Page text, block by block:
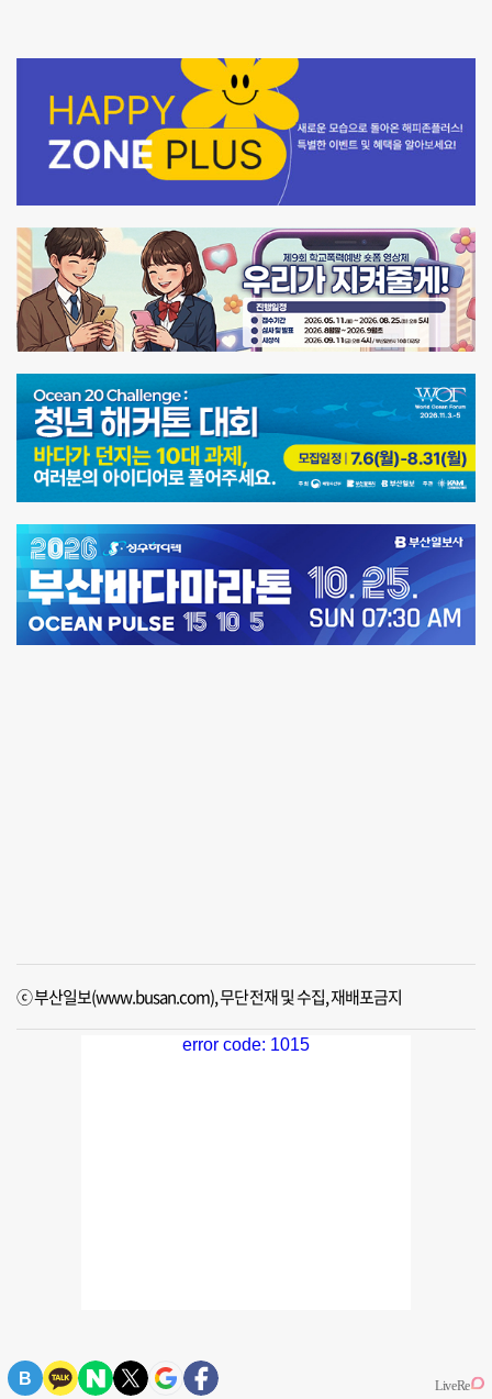
ⓒ 부산일보(www.busan.com), 무단전재 및 수집, 재배포금지